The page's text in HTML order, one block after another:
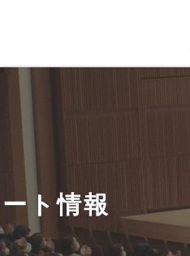
ト情報